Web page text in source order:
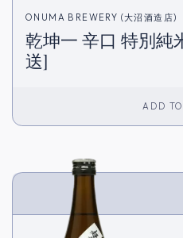
ONUMA BREWERY (大沼酒造店)
乾坤一 辛口 特別純
送]
ADD